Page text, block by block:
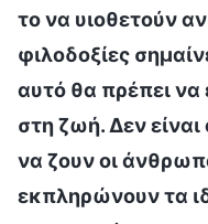
το να υιοθετούν
φιλοδοξίες
αυτό θα πρέπει να
στη ζωή. Δεν είναι
να ζουν οι
εκπληρώνουν τα